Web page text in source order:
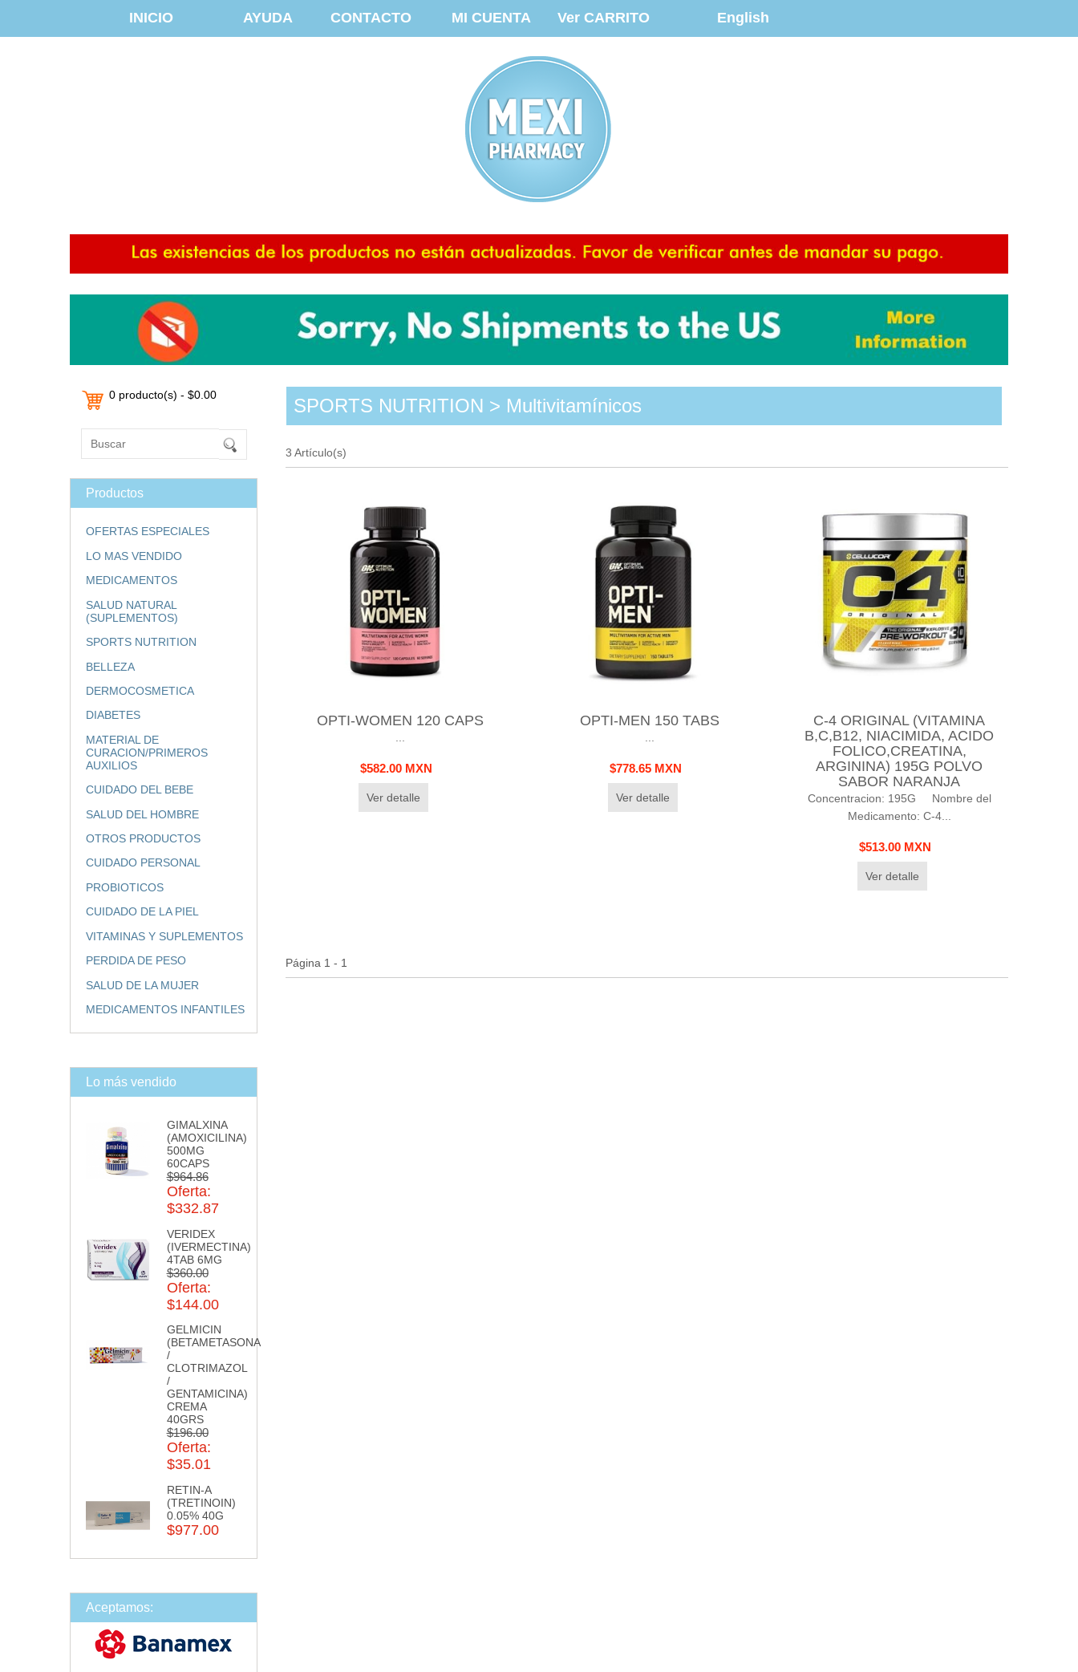
INICIO AYUDA CONTACTO MI CUENTA Ver CARRITO English
0 producto(s) - $0.00
Productos
OFERTAS ESPECIALES
LO MAS VENDIDO
MEDICAMENTOS
SALUD NATURAL
(SUPLEMENTOS)
SPORTS NUTRITION
BELLEZA
DERMOCOSMETICA
DIABETES
MATERIAL DE
CURACION/PRIMEROS
AUXILIOS
CUIDADO DEL BEBE
SALUD DEL HOMBRE
OTROS PRODUCTOS
CUIDADO PERSONAL
PROBIOTICOS
CUIDADO DE LA PIEL
VITAMINAS Y SUPLEMENTOS
PERDIDA DE PESO
SALUD DE LA MUJER
MEDICAMENTOS INFANTILES
Lo más vendido
GIMALXINA
(AMOXICILINA)
500MG
60CAPS
$964.86
Oferta:
$332.87
VERIDEX
(IVERMECTINA)
4TAB 6MG
$360.00
Oferta:
$144.00
GELMICIN
(BETAMETASONA
/
CLOTRIMAZOL
/
GENTAMICINA)
CREMA
40GRS
$196.00
Oferta:
$35.01
RETIN-A
(TRETINOIN)
0.05% 40G
$977.00
Aceptamos:
SPORTS NUTRITION > Multivitamínicos
3 Artículo(s)
OPTI-WOMEN 120 CAPS
$582.00 MXN
Ver detalle
OPTI-MEN 150 TABS
$778.65 MXN
Ver detalle
C-4 ORIGINAL (VITAMINA
B,C,B12, NIACIMIDA, ACIDO
FOLICO,CREATINA,
ARGININA) 195G POLVO
SABOR NARANJA
Concentracion: 195G Nombre del
Medicamento: C-4...
$513.00 MXN
Ver detalle
Página 1 - 1